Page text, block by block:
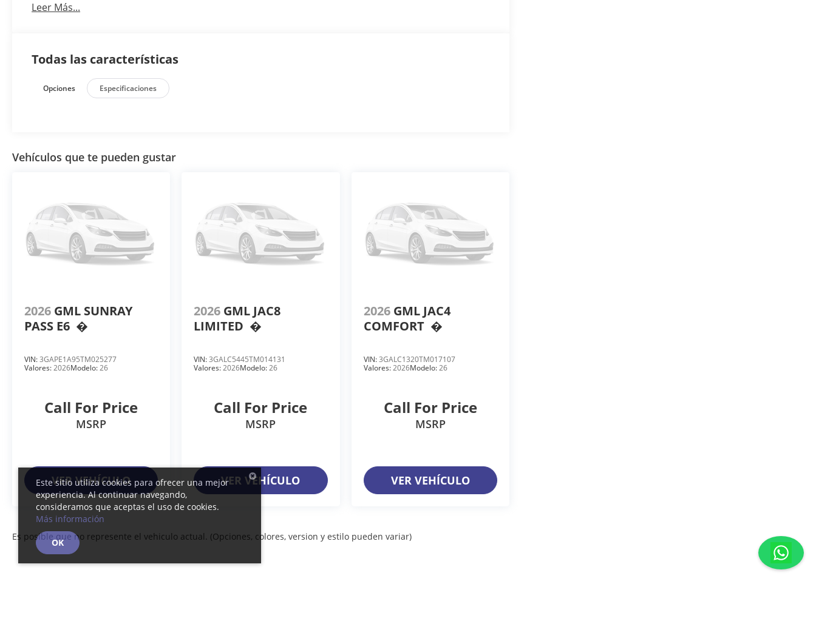
Leer Más...
Todas las características
Opciones Especificaciones
Vehículos que te pueden gustar
2026 GML SUNRAY
PASS E6 �
VIN:3GAPE1A95TM025277
Valores:2026Modelo:26
Call For Price
MSRP
VER VEHÍCULO
2026 GML JAC8
LIMITED �
VIN:3GALC5445TM014131
Valores:2026Modelo:26
Call For Price
MSRP
VER VEHÍCULO
2026 GML JAC4
COMFORT �
VIN:3GALC1320TM017107
Valores:2026Modelo:26
Call For Price
MSRP
VER VEHÍCULO
Es posible que no represente el vehiculo actual. (Opciones, colores, version y estilo pueden variar)
Este sitio utiliza cookies para ofrecer una mejor
experiencia. Al continuar navegando,
consideramos que aceptas el uso de cookies.
Más información
OK